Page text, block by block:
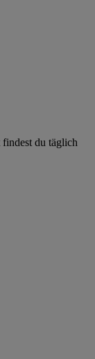
du täglich